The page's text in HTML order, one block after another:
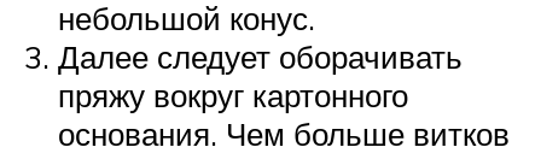
небольшой конус.
Далее следует оборачивать
пряжу вокруг картонного
основания. Чем больше витков